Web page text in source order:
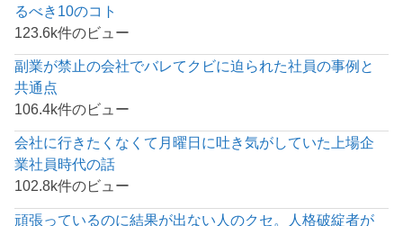
るべき10のコト
123.6k件のビュー
副業が禁止の会社でバレてクビに迫られた社員の事例と
共通点
106.4k件のビュー
会社に行きたくなくて月曜日に吐き気がしていた上場企
業社員時代の話
102.8k件のビュー
頑張っているのに結果が出ない人のクセ。人格破綻者が